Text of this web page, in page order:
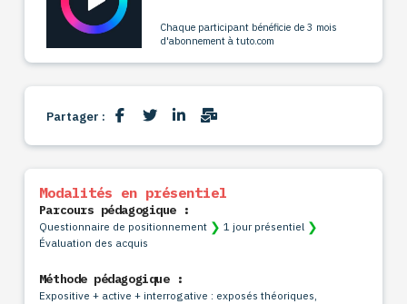
Chaque participant bénéficie de 3 mois
d'abonnement à tuto.com
Partager :
Modalités en présentiel
Parcours pédagogique :
Questionnaire de positionnement ❯ 1 jour présentiel ❯
Évaluation des acquis
Méthode pédagogique :
Expositive + active + interrogative : exposés théoriques,